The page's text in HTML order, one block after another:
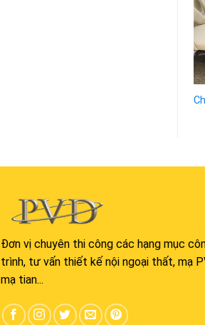
Đơn vị chuyên thi công các hạng mục
trình, tư vấn thiết kế nội ngoại thất, mạ
mạ tian...